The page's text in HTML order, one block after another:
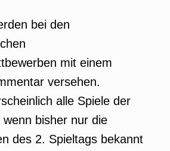
bei den
mit einem
versehen.
alle Spiele der
bisher nur die
des 2. Spieltags bekannt